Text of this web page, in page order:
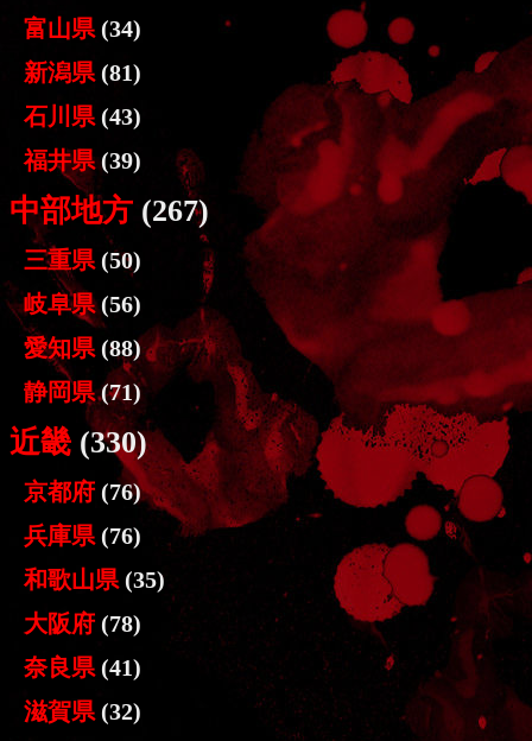
富山県 (34)
新潟県 (81)
石川県 (43)
福井県(39)
中部地方 (267)
三重県 (50)
岐阜県(56)
愛知県 (88)
静岡県(71)
近畿 (330)
京都府 (76)
兵庫県 (76)
和歌山県 (35)
大阪府 (78)
奈良県 (41)
滋賀県 (32)